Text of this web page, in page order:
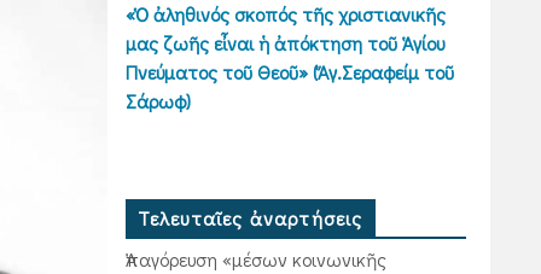
«Ὁ ἀληθινός σκοπός τῆς χριστιανικῆς
μας ζωῆς εἶναι ἡ ἀπόκτηση τοῦ Ἁγίου
Πνεύματος τοῦ Θεοῦ» (Ἅγ.Σεραφείμ τοῦ
Σάρωφ)
Τελευταῖες ἀναρτήσεις
Ἀπαγόρευση «μέσων κοινωνικῆς